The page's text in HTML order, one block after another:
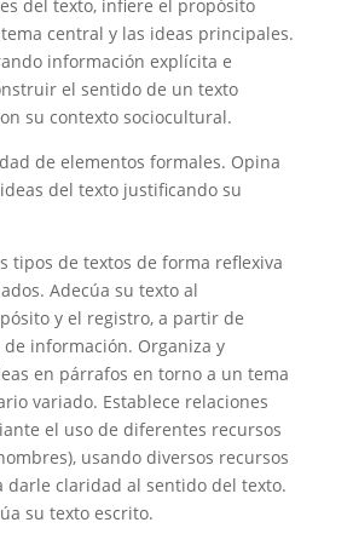
del texto, infiere el propósito
central y las ideas principales.
información explícita e
el sentido de un texto
su contexto sociocultural.
de elementos formales. Opina
del texto justificando su
tipos de textos de forma reflexiva
Adecúa su texto al
y el registro, a partir de
información. Organiza y
en párrafos en torno a un tema
variado. Establece relaciones
el uso de diferentes recursos
usando diversos recursos
darle claridad al sentido del texto.
su texto escrito.